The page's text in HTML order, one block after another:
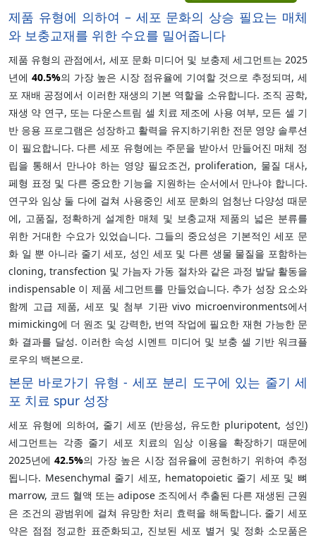
제품 유형에 의하여 – 세포 문화의 상승 필요는 매체
와 보충교재를 위한 수요를 밀어줍니다
제품 유형의 관점에서, 세포 문화 미디어 및 보충제 세그먼트는 2025
년에 40.5%의 가장 높은 시장 점유율에 기여할 것으로 추정되며, 세
포 재배 공정에서 이러한 재생의 기본 역할을 소유합니다. 조직 공학,
재생 약 연구, 또는 다운스트림 셀 치료 제조에 사용 여부, 모든 셀 기
반 응용 프로그램은 성장하고 활력을 유지하기위한 전문 영양 솔루션
이 필요합니다. 다른 세포 유형에는 주문을 받아서 만들어진 매체 정
립을 통해서 만나야 하는 영양 필요조건, proliferation, 물질 대사,
페형 표정 및 다른 중요한 기능을 지원하는 순서에서 만나야 합니다.
연구와 임상 둘 다에 걸쳐 사용중인 세포 문화의 엄청난 다양성 때문
에, 고품질, 정확하게 설계한 매체 및 보충교재 제품의 넓은 분류를
위한 거대한 수요가 있었습니다. 그들의 중요성은 기본적인 세포 문
화 일 뿐 아니라 줄기 세포, 성인 세포 및 다른 생물 물질을 포함하는
cloning, transfection 및 가늠자 가동 절차와 같은 과정 발달 활동을
indispensable 이 제품 세그먼트를 만들었습니다. 추가 성장 요소와
함께 고급 제품, 세포 및 첨부 기판 vivo microenvironments에서
mimicking에 더 원조 및 강력한, 번역 작업에 필요한 재현 가능한 문
화 결과를 달성. 이러한 속성 시멘트 미디어 및 보충 셀 기반 워크플
로우의 백본으로.
본문 바로가기 유형 - 세포 분리 도구에 있는 줄기 세
포 치료 spur 성장
세포 유형에 의하여, 줄기 세포 (반응성, 유도한 pluripotent, 성인)
세그먼트는 각종 줄기 세포 치료의 임상 이용을 확장하기 때문에
2025년에42.5%의 가장 높은 시장 점유율에 공헌하기 위하여 추정
됩니다. Mesenchymal 줄기 세포, hematopoietic 줄기 세포 및 뼈
marrow, 코드 혈액 또는 adipose 조직에서 추출된 다른 재생된 근원
은 조건의 광범위에 걸쳐 유망한 처리 효력을 해독합니다. 줄기 세포
약은 점점 정교한 표준화되고, 진보된 세포 별거 및 정화 소모품은